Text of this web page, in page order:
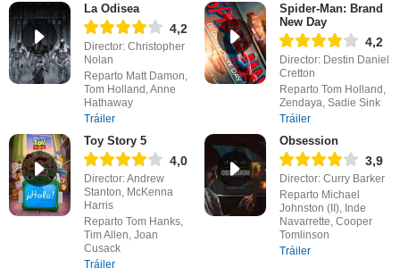
La Odisea
4,2
Director: Christopher
Nolan
Reparto Matt Damon,
Tom Holland, Anne
Hathaway
Tráiler
Spider-Man: Brand
New Day
4,2
Director: Destin Daniel
Cretton
Reparto Tom Holland,
Zendaya, Sadie Sink
Tráiler
Toy Story 5
4,0
Director: Andrew
Stanton, McKenna
Harris
Reparto Tom Hanks,
Tim Allen, Joan
Cusack
Tráiler
Obsession
3,9
Director: Curry Barker
Reparto Michael
Johnston (II), Inde
Navarrette, Cooper
Tomlinson
Tráiler